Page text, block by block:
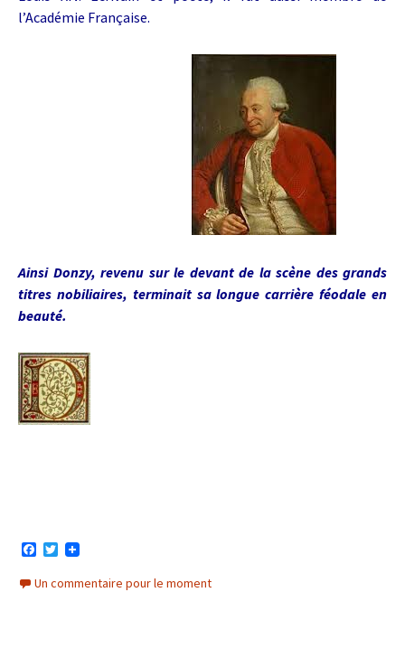
l’Académie Française.
Ainsi Donzy, revenu sur le devant de la scène des grands
titres nobiliaires, terminait sa longue carrière féodale en
beauté.
c
e
T
i
t
Un commentaire pour le moment